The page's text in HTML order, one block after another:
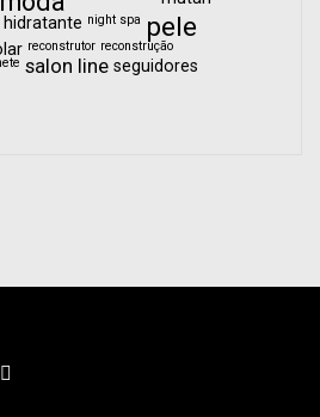
night spa pele
reconstrutor reconstrução
salon line seguidores